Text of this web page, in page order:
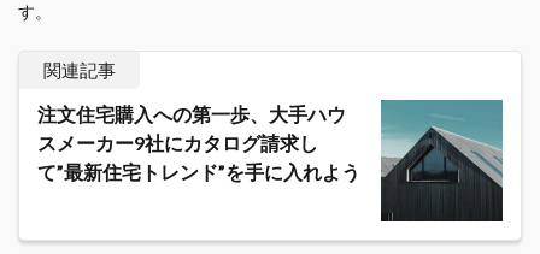
す。
関連記事
注文住宅購入への第一歩、大手ハウ
スメーカー9社にカタログ請求し
て”最新住宅トレンド”を手に入れよう